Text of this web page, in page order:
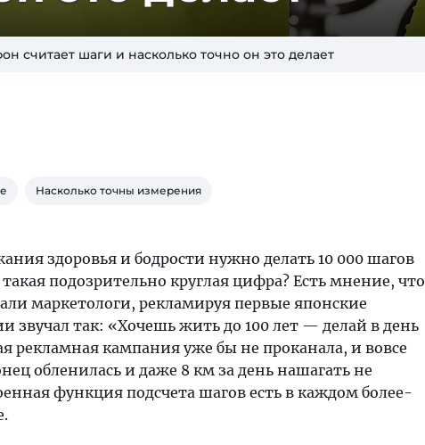
считает шаги и насколько точно он это делает
Насколько точны измерения
здоровья и бодрости нужно делать 10 000 шагов
подозрительно круглая цифра? Есть мнение, что
маркетологи, рекламируя первые японские
звучал так: «Хочешь жить до 100 лет — делай в день
рекламная кампания уже бы не проканала, и вовсе
обленилась и даже 8 км за день нашагать не
функция подсчета шагов есть в каждом более-